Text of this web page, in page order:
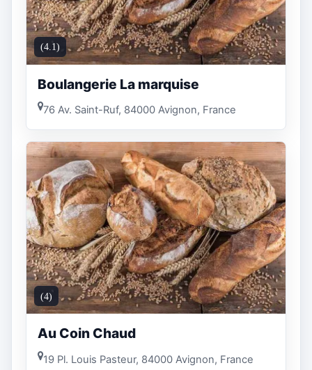
(4.1)
Boulangerie La marquise
76 Av. Saint-Ruf, 84000 Avignon, France
(4)
Au Coin Chaud
19 Pl. Louis Pasteur, 84000 Avignon, France